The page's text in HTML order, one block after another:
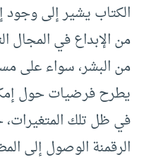
الكتاب يشير إلى
من الإبداع في المجال
من البشر، سواء على
يطرح فرضيات حول
في ظل تلك
الرقمنة الوصول إلى